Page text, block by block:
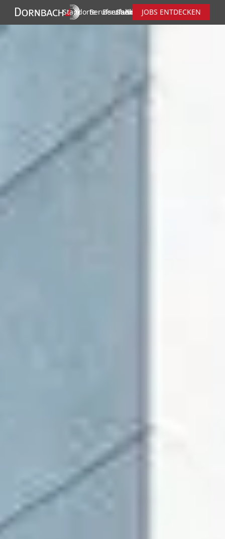
StandorteBerufserfahrene
Berufseinsteiger
Studierende
SchülerJOBS ENTDECKEN